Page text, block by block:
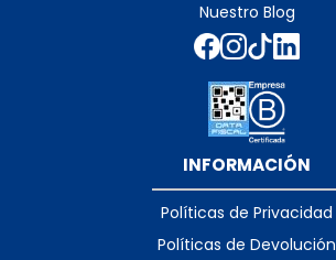
Nuestro Blog
INFORMACIÓN
Políticas de Privacidad
Políticas de Devolución